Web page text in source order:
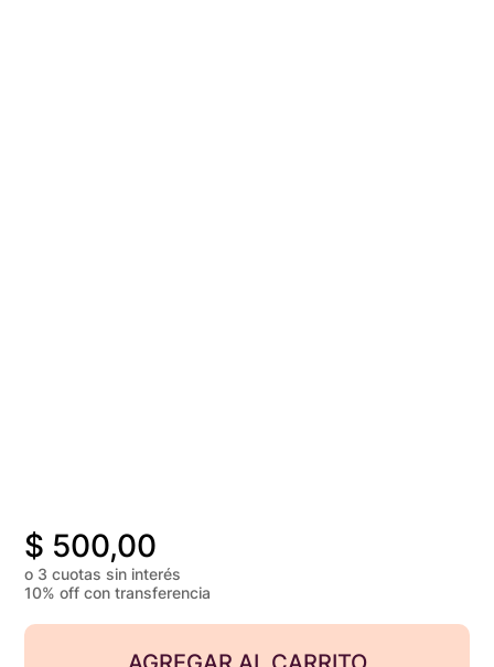
$ 500,00
o 3 cuotas sin interés
10% off con transferencia